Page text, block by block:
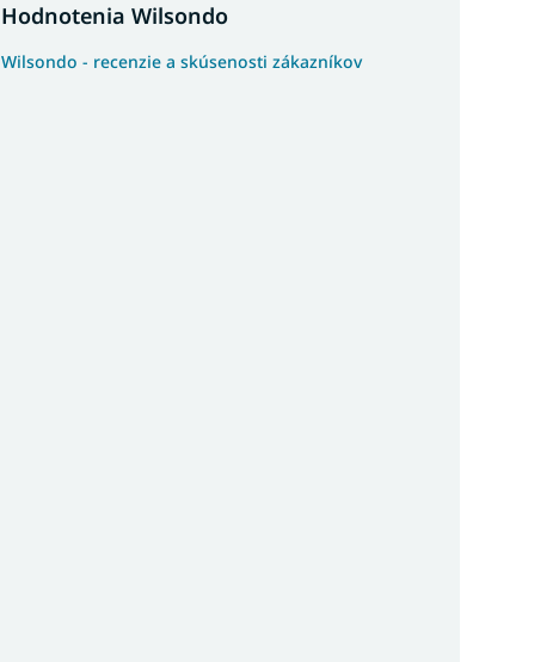
Hodnotenia Wilsondo
Wilsondo - recenzie a skúsenosti zákazníkov